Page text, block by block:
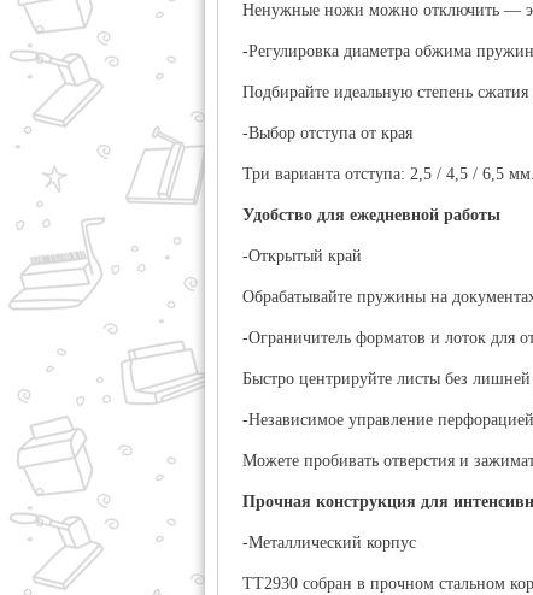
Ненужные ножи можно отключить —
-Регулировка диаметра обжима
Подбирайте идеальную степень
-Выбор отступа от края
Три варианта отступа: 2,5 / 4,5 / 6,5 мм
Удобство для ежедневной работы
-Открытый край
Обрабатывайте пружины на
-Ограничитель форматов и лоток для
Быстро центрируйте листы без
-Независимое управление
Можете пробивать отверстия и
Прочная конструкция для
-Металлический корпус
TT2930 собран в прочном стальном